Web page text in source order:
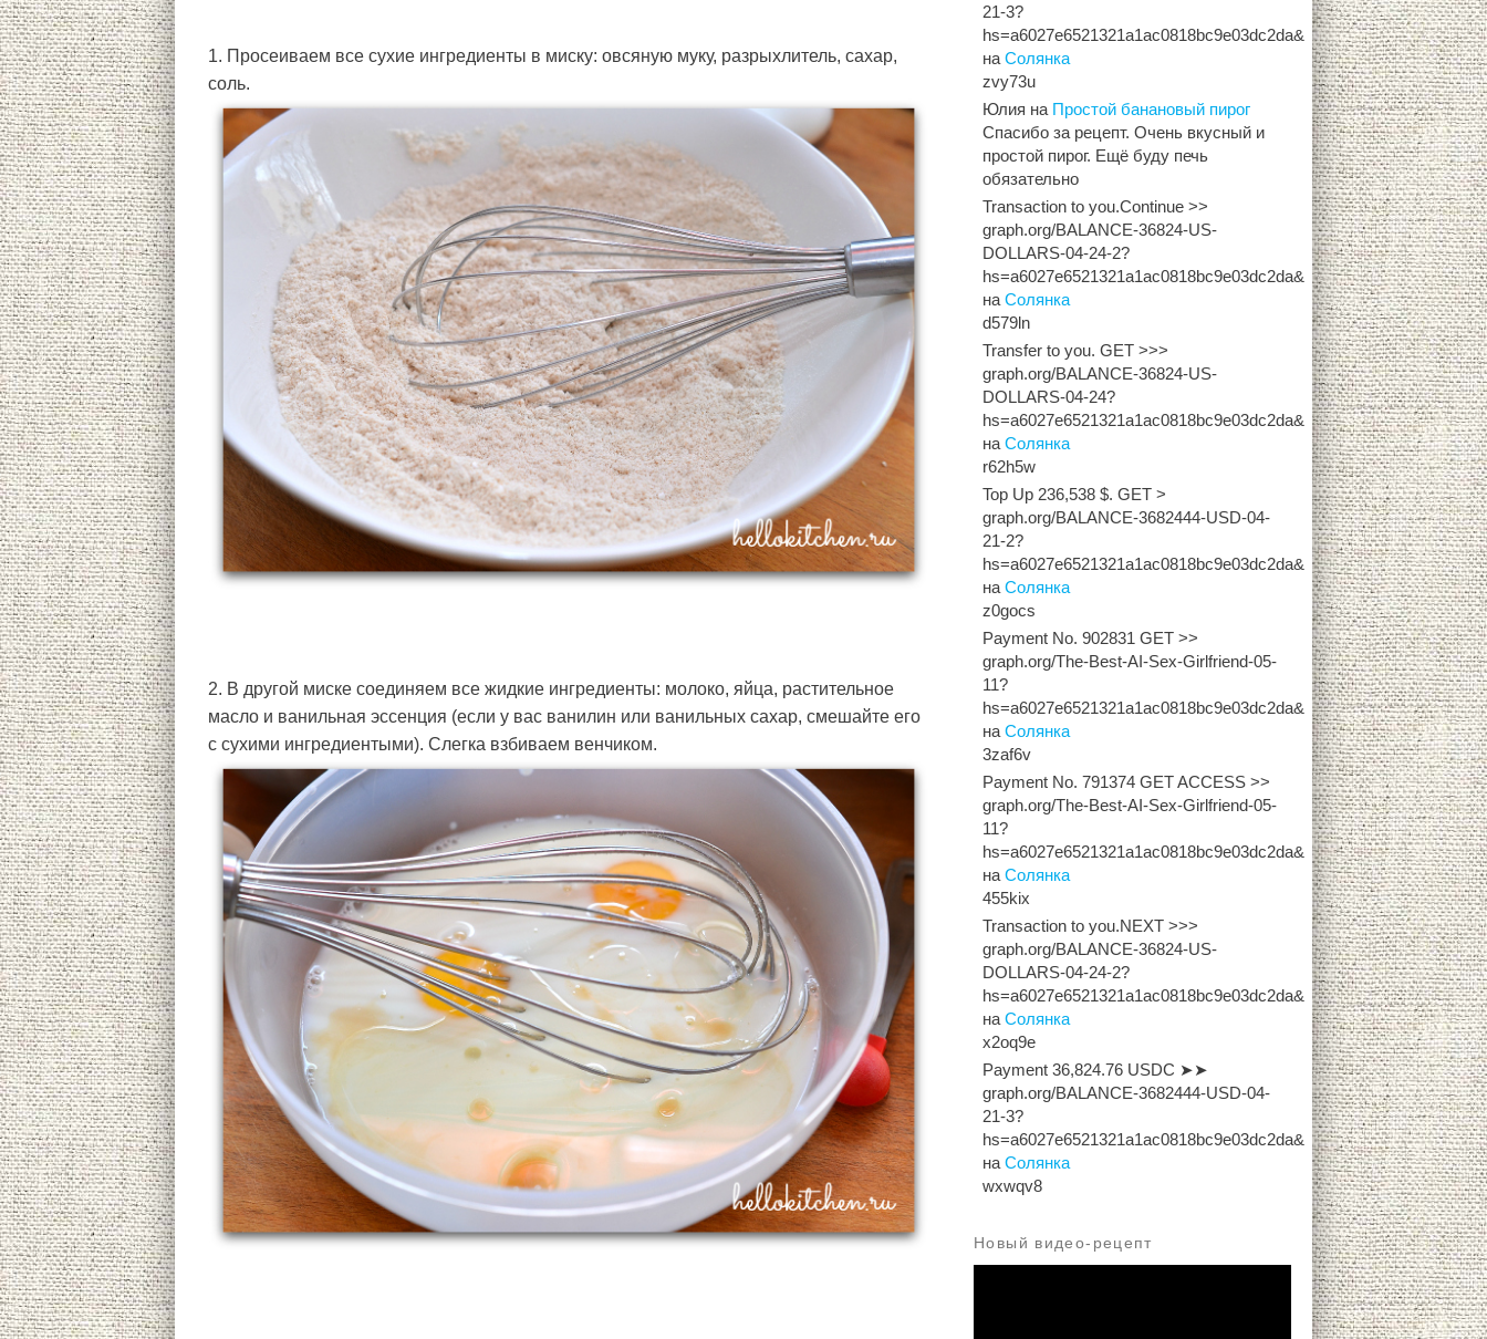
1. Просеиваем все сухие ингредиенты в миску: овсяную муку, разрыхлитель, сахар,
соль.
2. В другой миске соединяем все жидкие ингредиенты: молоко, яйца, растительное
масло и ванильная эссенция (если у вас ванилин или ванильных сахар, смешайте его
с сухими ингредиентыми). Слегка взбиваем венчиком.
21-3?
hs=a6027e6521321a1ac0818bc9e03dc2da&
наСолянка
zvy73u
Юлия на Простой банановый пирог
Спасибо за рецепт. Очень вкусный и
простой пирог. Ещё буду печь
обязательно
Transaction to you.Continue >>
graph.org/BALANCE-36824-US-
DOLLARS-04-24-2?
hs=a6027e6521321a1ac0818bc9e03dc2da&
наСолянка
d579ln
Transfer to you. GET >>>
graph.org/BALANCE-36824-US-
DOLLARS-04-24?
hs=a6027e6521321a1ac0818bc9e03dc2da&
наСолянка
r62h5w
Top Up 236,538 $. GET >
graph.org/BALANCE-3682444-USD-04-
21-2?
hs=a6027e6521321a1ac0818bc9e03dc2da&
наСолянка
z0gocs
Payment No. 902831 GET >>
graph.org/The-Best-AI-Sex-Girlfriend-05-
11?
hs=a6027e6521321a1ac0818bc9e03dc2da&
наСолянка
3zaf6v
Payment No. 791374 GET ACCESS >>
graph.org/The-Best-AI-Sex-Girlfriend-05-
11?
hs=a6027e6521321a1ac0818bc9e03dc2da&
наСолянка
455kix
Transaction to you.NEXT >>>
graph.org/BALANCE-36824-US-
DOLLARS-04-24-2?
hs=a6027e6521321a1ac0818bc9e03dc2da&
наСолянка
x2oq9e
Payment 36,824.76 USDC ➤➤
graph.org/BALANCE-3682444-USD-04-
21-3?
hs=a6027e6521321a1ac0818bc9e03dc2da&
наСолянка
wxwqv8
Новый видео-рецепт